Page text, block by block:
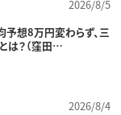
2026/8/5
想8万円変わらず、三
は？（窪田…
2026/8/4